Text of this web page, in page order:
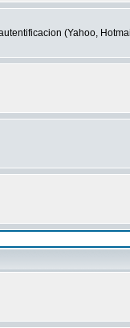
(Yahoo,